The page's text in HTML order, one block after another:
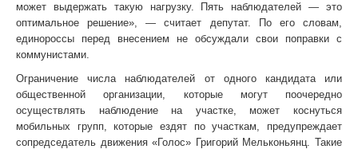
может выдержать такую нагрузку. Пять наблюдателей — это
оптимальное решение», — считает депутат. По его словам,
единороссы перед внесением не обсуждали свои поправки с
коммунистами.
Ограничение числа наблюдателей от одного кандидата или
общественной организации, которые могут поочередно
осуществлять наблюдение на участке, может коснуться
мобильных групп, которые ездят по участкам, предупреждает
сопредседатель движения «Голос» Григорий Мельконьянц. Такие